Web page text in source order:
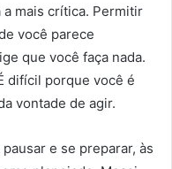
mais crítica. Permitir
você parece
que você faça nada.
difícil porque você é
vontade de agir.
e se preparar, às